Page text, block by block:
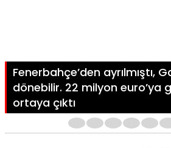
Fenerbahçe’den ayrılmıştı,
dönebilir. 22 milyon euro’ya
ortaya çıktı